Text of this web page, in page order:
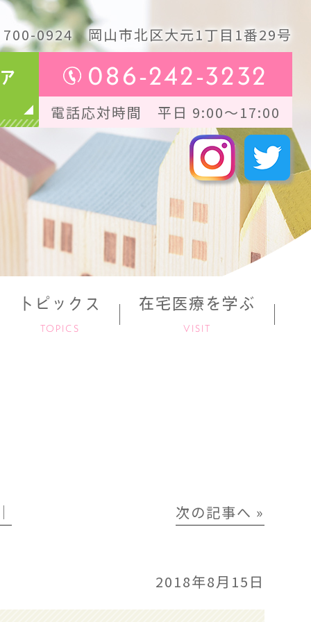
700-0924岡山市北区大元1丁目1番29号
086-242-3232
電話応対時間 平日 9:00～17:00
トピックス
TOPICS
在宅医療を学ぶ
VISIT
次の記事へ »
2018年8月15日